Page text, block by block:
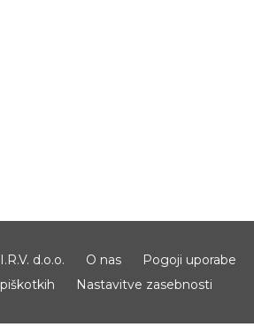
I.R.V. d.o.o. O nas Pogoji uporabe
piškotkih
Nastavitve zasebnosti